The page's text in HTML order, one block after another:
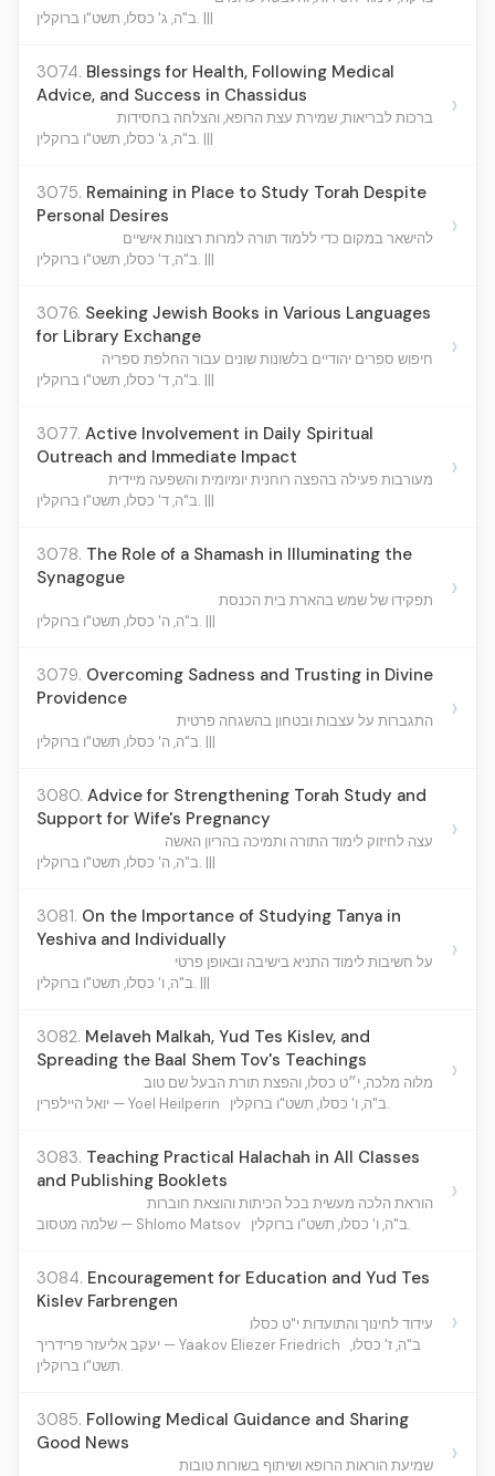
ב"ה, ג' כסלו, תשט"ו ברוקלין. |||
3074. Blessings for Health, Following Medical
Advice, and Success in Chassidus
ברכות לבריאות, שמירת עצת הרופא, והצלחה בחסידות
ב"ה, ג' כסלו, תשט"ו ברוקלין. |||
›
3075. Remaining in Place to Study Torah Despite
Personal Desires
להישאר במקום כדי ללמוד תורה למרות רצונות אישיים
ב"ה, ד' כסלו, תשט"ו ברוקלין. |||
›
3076. Seeking Jewish Books in Various Languages
for Library Exchange
חיפוש ספרים יהודיים בלשונות שונים עבור החלפת ספריה
ב"ה, ד' כסלו, תשט"ו ברוקלין. |||
›
3077. Active Involvement in Daily Spiritual
Outreach and Immediate Impact
מעורבות פעילה בהפצה רוחנית יומיומית והשפעה מיידית
ב"ה, ד' כסלו, תשט"ו ברוקלין. |||
›
3078. The Role of a Shamash in Illuminating the
Synagogue
תפקידו של שמש בהארת בית הכנסת
ב"ה, ה' כסלו, תשט"ו ברוקלין. |||
›
3079. Overcoming Sadness and Trusting in Divine
Providence
התגברות על עצבות ובטחון בהשגחה פרטית
ב"ה, ה' כסלו, תשט"ו ברוקלין. |||
›
3080. Advice for Strengthening Torah Study and
Support for Wife's Pregnancy
עצה לחיזוק לימוד התורה ותמיכה בהריון האשה
ב"ה, ה' כסלו, תשט"ו ברוקלין. |||
›
3081. On the Importance of Studying Tanya in
Yeshiva and Individually
על חשיבות לימוד התניא בישיבה ובאופן פרטי
ב"ה, ו' כסלו, תשט"ו ברוקלין. |||
›
3082. Melaveh Malkah, Yud Tes Kislev, and
Spreading the Baal Shem Tov's Teachings
מלוה מלכה, י״ט כסלו, והפצת תורת הבעל שם טוב
יואל היילפרין — Yoel Heilperin
ב"ה, ו' כסלו, תשט"ו ברוקלין.
›
3083. Teaching Practical Halachah in All Classes
and Publishing Booklets
הוראת הלכה מעשית בכל הכיתות והוצאת חוברות
שלמה מטסוב — Shlomo Matsov
ב"ה, ו' כסלו, תשט"ו ברוקלין.
›
3084. Encouragement for Education and Yud Tes
Kislev Farbrengen
עידוד לחינוך והתועדות י"ט כסלו
יעקב אליעזר פרידריך — Yaakov Eliezer Friedrich ב"ה, ז' כסלו,
תשט"ו ברוקלין.
›
3085. Following Medical Guidance and Sharing
Good News
שמיעת הוראות הרופא ושיתוף בשורות טובות
›